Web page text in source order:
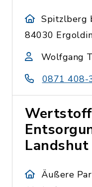
Spitzlberg
84030
Wolfgang
0871 408-
Landshut
Äußere